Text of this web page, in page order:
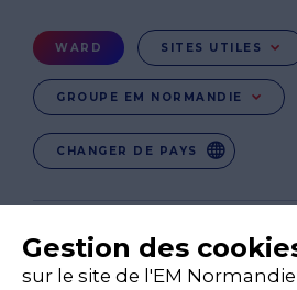
Menu
Ward
WARD SITES UTILES
GROUPE EM NORMANDIE
CHANGER DE PAYS
EN-IN